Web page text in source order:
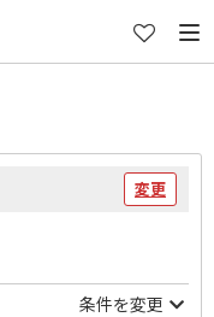
変更
条件を変更